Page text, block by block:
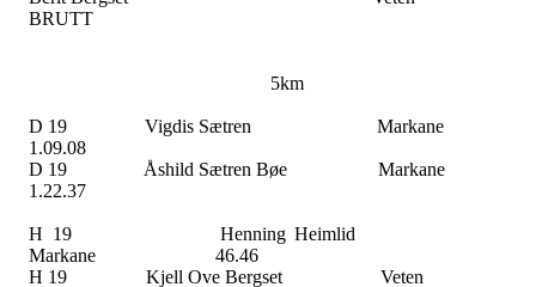
BRUTT
5km
D 19 Vigdis Sætren
Markane
1.09.08
D 19
Åshild Sætren Bøe
Markane
1.22.37
H 19
Henning Heimlid
Markane
46.46
H 19
Kjell Ove Bergset
Veten